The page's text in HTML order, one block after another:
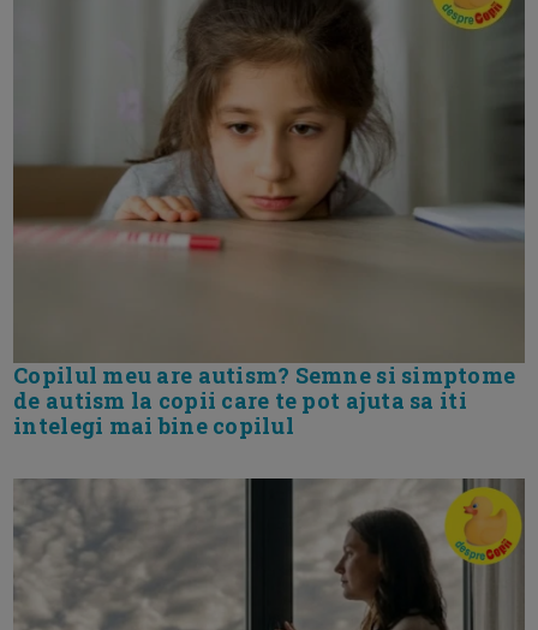
Copilul meu are autism? Semne si simptome
de autism la copii care te pot ajuta sa iti
intelegi mai bine copilul